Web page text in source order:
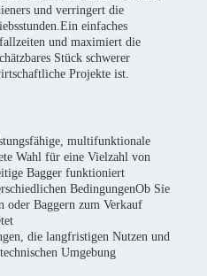
und verringert die
einfaches
und maximiert die
Stück schwerer
Projekte ist.
multifunktionale
Wahl für eine Vielzahl von
Bagger funktioniert
BedingungenOb Sie
oder Baggern zum Verkauf
die langfristigen Nutzen und
Umgebung